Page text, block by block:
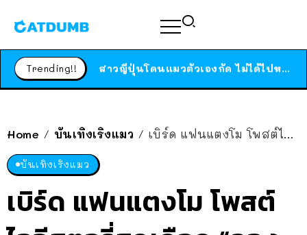
Trending!! ได้เวลาเด็กหนวดรวมตัว RF Online Next เปิดให้เล่นแล้ว เกม Sci-Fi MMORPG ระดับตำนาน เล่นได้ทั้งมือถือและ PC
Home / บันเทิงเริงแมว / เบิร์ด แฟนแตงโม โพสต์ไอจีสตอรี่สุดเดือด “ลองเป็นแม่มึงดิ”
บันเทิงเริงแมว
เบิร์ด แฟนแตงโม โพสต์